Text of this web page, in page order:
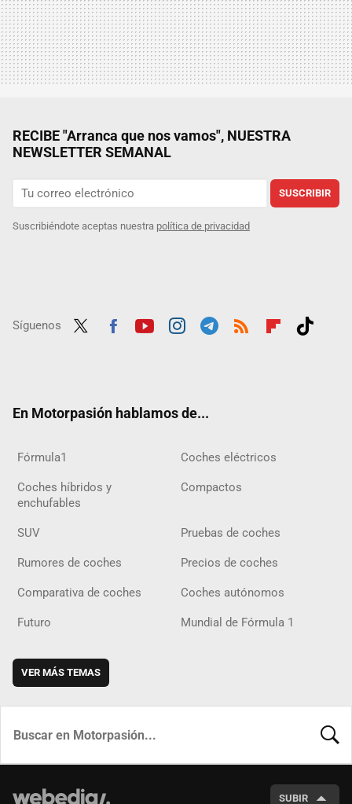
RECIBE "Arranca que nos vamos", NUESTRA
NEWSLETTER SEMANAL
SUSCRIBIR
Suscribiéndote aceptas nuestra política de privacidad
Síguenos
En Motorpasión hablamos de...
Fórmula1 Coches eléctricos
Coches híbridos y
enchufables
Compactos
SUV Pruebas de coches
Rumores de coches Precios de coches
Comparativa de coches Coches autónomos
Futuro Mundial de Fórmula 1
VER MÁS TEMAS
SUBIR